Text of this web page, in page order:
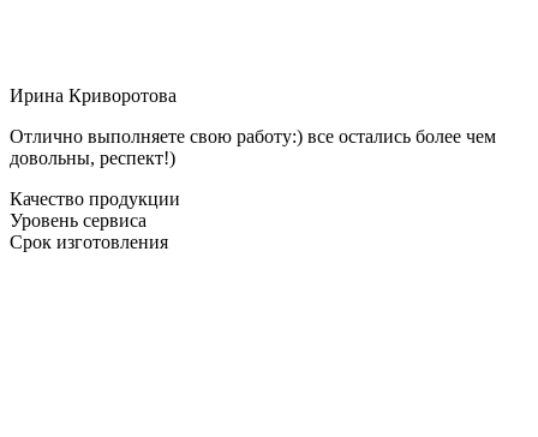
Ирина Криворотова
Отлично выполняете свою работу:) все остались более чем
довольны, респект!)
Качество продукции
Уровень сервиса
Срок изготовления